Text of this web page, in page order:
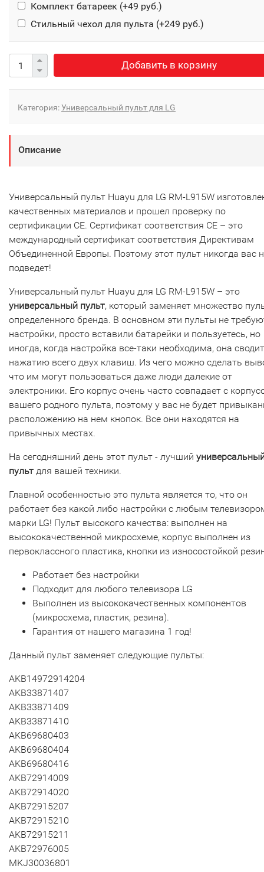
Комплект батареек (+49 руб.)
Стильный чехол для пульта (+249 руб.)
Добавить в корзину
Категория:Универсальный пульт для LG
Описание
Универсальный пульт Huayu для LG RM-L915W
качественных материалов и прошел проверку по
сертификации CE. Сертификат соответствия СЕ – это
международный сертификат соответствия Директивам
Объединенной Европы. Поэтому этот пульт никогда вас
подведет!
Универсальный пульт Huayu для LG RM-L915W – это
универсальный пульт, который заменяет множество
определенного бренда. В основном эти пульты не
настройки, просто вставили батарейки и пользуетесь, но
иногда, когда настройка все-таки необходима, она
нажатию всего двух клавиш. Из чего можно сделать
что им могут пользоваться даже люди далекие от
электроники. Его корпус очень часто совпадает с
вашего родного пульта, поэтому у вас не будет
расположению на нем кнопок. Все они находятся на
привычных местах.
На сегодняшний день этот пульт - лучший
пульт для вашей техники.
Главной особенностью это пульта является то, что он
работает без какой либо настройки с любым
марки LG! Пульт высокого качества: выполнен на
высококачественной микросхеме, корпус выполнен из
первоклассного пластика, кнопки из износостойкой
Работает без настройки
Подходит для любого телевизора LG
Выполнен из высококачественных компонентов
(микросхема, пластик, резина).
Гарантия от нашего магазина 1 год!
Данный пульт заменяет следующие пульты:
AKB14972914204
AKB33871407
AKB33871409
AKB33871410
AKB69680403
AKB69680404
AKB69680416
AKB72914009
AKB72914020
AKB72915207
AKB72915210
AKB72915211
AKB72976005
MKJ30036801